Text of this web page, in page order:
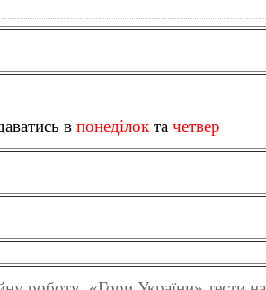
в понеділок та четвер